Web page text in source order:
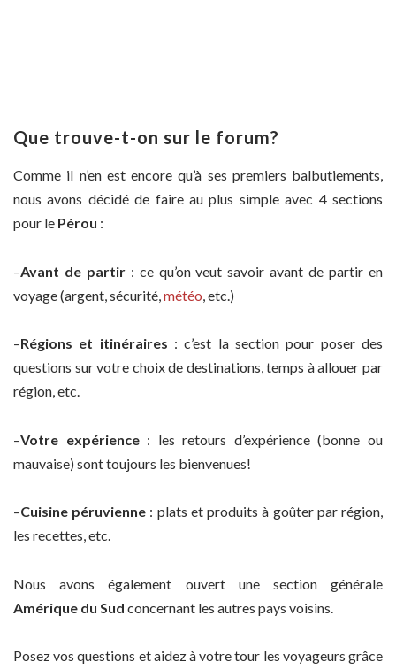
Que trouve-t-on sur le forum?
Comme il n’en est encore qu’à ses premiers balbutiements,
nous avons décidé de faire au plus simple avec 4 sections
pour le Pérou :
–Avant de partir: ce qu’on veut savoir avant de partir en
voyage (argent, sécurité,météo, etc.)
–Régions et itinéraires : c’est la section pour poser des
questions sur votre choix de destinations, temps à allouer par
région, etc.
–Votre expérience: les retours d’expérience (bonne ou
mauvaise) sont toujours les bienvenues!
–Cuisine péruvienne : plats et produits à goûter par région,
les recettes, etc.
Nous avons également ouvert une section générale
Amérique du Sud concernant les autres pays voisins.
Posez vos questions et aidez à votre tour les voyageurs grâce